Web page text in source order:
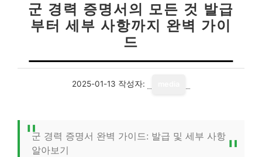
군 경력 증명서의 모든 것 발급
부터 세부 사항까지 완벽 가이
드
2025-01-13 작성자:
군 경력 증명서 완벽 가이드: 발급 및 세부 사항
알아보기